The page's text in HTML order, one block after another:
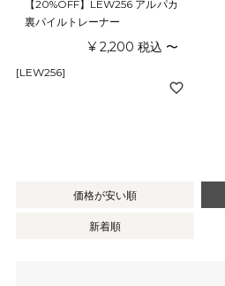
【20%OFF】LEW256 アルパカ
裏パイルトレーナー
¥ 2,200 税込 〜
[LEW256]
価格が安い順
新着順